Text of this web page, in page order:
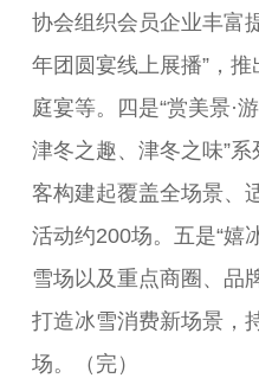
协会组织会员企业丰富
年团圆宴线上展播”，
庭宴等。四是“赏美景·
津冬之趣、津冬之味”
客构建起覆盖全场景、
活动约200场。五是“嬉
雪场以及重点商圈、品
打造冰雪消费新场景，
场。（完）